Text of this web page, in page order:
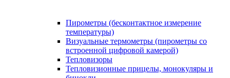
Пирометры (бесконтактное измерение
температуры)
Визуальные термометры (пирометры со
встроенной цифровой камерой)
Тепловизоры
Тепловизионные прицелы, монокуляры и